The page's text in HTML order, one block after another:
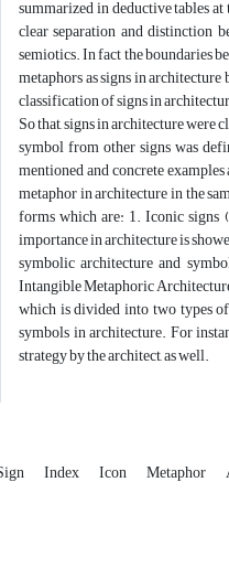
summarized in deductive tables
clear separation and distinction
semiotics. In fact the boundaries
metaphors as signs in
classification of signs in
So that, signs in architecture
symbol from other signs was
mentioned and concrete
metaphor in architecture in the
forms which are: 1. Iconic signs
importance in architecture is
symbolic architecture and
Intangible Metaphoric
which is divided into two types
symbols in architecture. For
strategy by the architect, as well.
Index Icon Metaphor